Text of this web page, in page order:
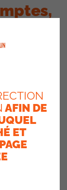
AFIN DE
ET